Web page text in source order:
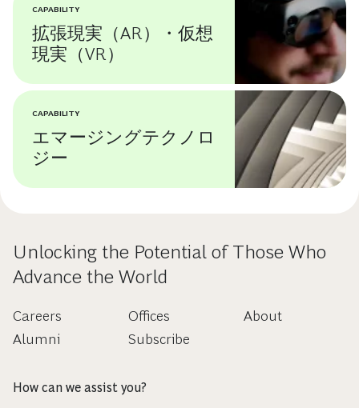
CAPABILITY
拡張現実（AR）・仮想
現実（VR）
CAPABILITY
エマージングテクノロ
ジー
Unlocking the Potential of Those Who
Advance the World
Careers
Alumni
Offices
Subscribe
About
How can we assist you?